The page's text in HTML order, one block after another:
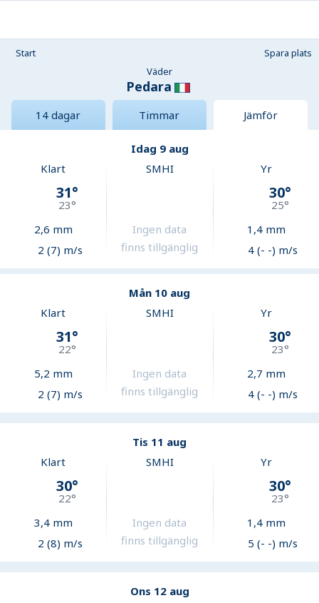
Start
Spara plats
Väder
Pedara
14 dagar Timmar Jämför
Idag 9 aug
Klart
31°
23°
2,6 mm
2 (7) m/s
SMHI
Ingen data
finns tillgänglig
Yr
30°
25°
1,4mm
4 (- -) m/s
Mån 10 aug
Klart
31°
22°
5,2 mm
2 (7) m/s
SMHI
Ingen data
finns tillgänglig
Yr
30°
23°
2,7 mm
4 (- -) m/s
Tis 11 aug
Klart
30°
22°
3,4mm
2 (8) m/s
SMHI
Ingen data
finns tillgänglig
Yr
30°
23°
1,4mm
5 (- -) m/s
Ons 12 aug